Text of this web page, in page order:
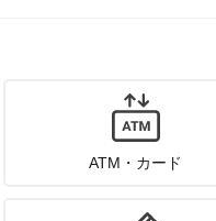
ATM・カード